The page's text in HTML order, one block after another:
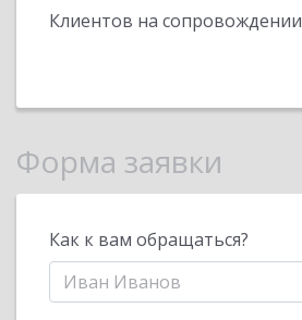
Клиентов на сопровождении
Форма заявки
Как к вам обращаться?